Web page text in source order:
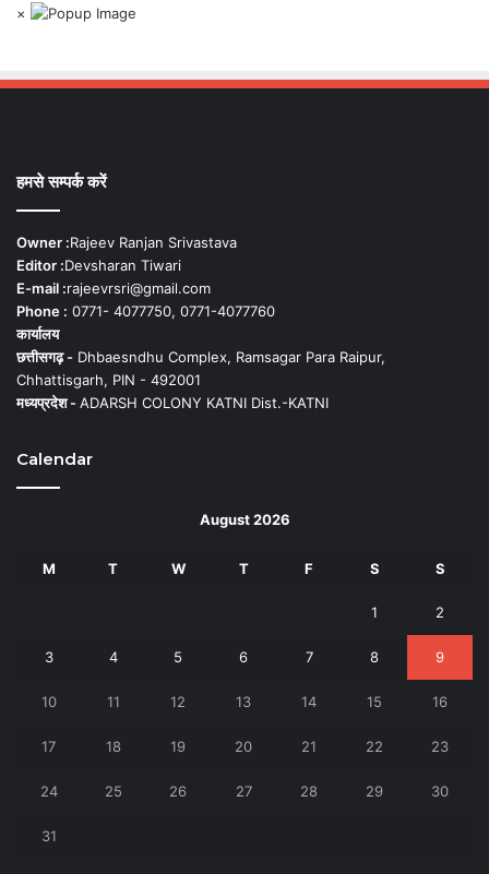
×
हमसे सम्पर्क करें
Owner :Rajeev Ranjan Srivastava
Editor :Devsharan Tiwari
E-mail :rajeevrsri@gmail.com
Phone : 0771- 4077750, 0771-4077760
कार्यालय
छत्तीसगढ़ - Dhbaesndhu Complex, Ramsagar Para Raipur,
Chhattisgarh, PIN - 492001
मध्यप्रदेश -ADARSH COLONY KATNI Dist.-KATNI
Calendar
August 2026
M T W T F S S
1 2
3 4 5 6 7 8 9
10 11 12 13 14 15 16
17 18 19 20 21 22 23
24 25 26 27 28 29 30
31